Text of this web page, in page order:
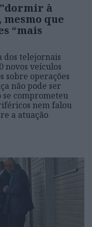
à
que
“mais
telejornais
novos veículos
sobre operações
não pode ser
se comprometeu
nem falou
a atuação